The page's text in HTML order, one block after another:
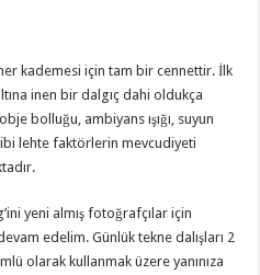
her kademesi için tam bir cennettir. İlk
inen bir dalgıç dahi oldukça
bolluğu, ambiyans ışığı, suyun
lehte faktörlerin mevcudiyeti
yeni almış fotoğrafçılar için
edelim. Günlük tekne dalışları 2
olarak kullanmak üzere yanınıza